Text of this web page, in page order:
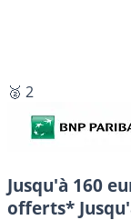
🥈 2
Jusqu'à 160
offerts*